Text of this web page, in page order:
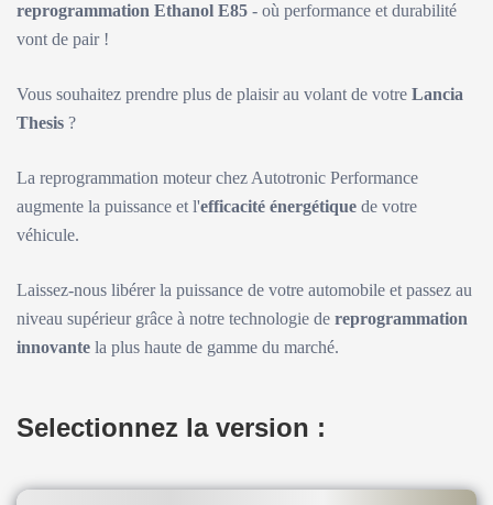
reprogrammation Ethanol E85 - où performance et durabilité
vont de pair !
Vous souhaitez prendre plus de plaisir au volant de votre Lancia
Thesis ?
La reprogrammation moteur chez Autotronic Performance
augmente la puissance et l'efficacité énergétique de votre
véhicule.
Laissez-nous libérer la puissance de votre automobile et passez au
niveau supérieur grâce à notre technologie de reprogrammation
innovante la plus haute de gamme du marché.
Selectionnez la version :